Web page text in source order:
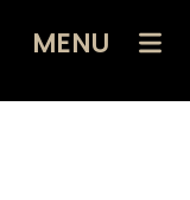
MENU